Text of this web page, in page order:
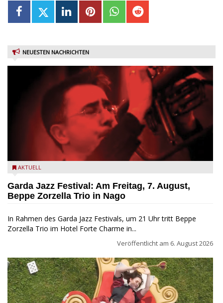
NEUESTEN NACHRICHTEN
Beppe Zorzella Trio zu Gast beim Garda Jazz Festival
AKTUELL
Garda Jazz Festival: Am Freitag, 7. August,
Beppe Zorzella Trio in Nago
In Rahmen des Garda Jazz Festivals, um 21 Uhr tritt Beppe
Zorzella Trio im Hotel Forte Charme in...
Veröffentlicht am 6. August 2026